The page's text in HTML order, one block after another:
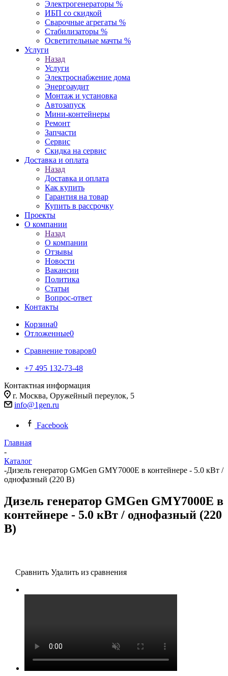
Электрогенераторы %
ИБП со скидкой
Сварочные агрегаты %
Стабилизаторы %
Осветительные мачты %
Услуги
Назад
Услуги
Электроснабжение дома
Энергоаудит
Монтаж и установка
Автозапуск
Мини-контейнеры
Ремонт
Запчасти
Сервис
Скидка на сервис
Доставка и оплата
Назад
Доставка и оплата
Как купить
Гарантия на товар
Купить в рассрочку
Проекты
О компании
Назад
О компании
Отзывы
Новости
Вакансии
Политика
Статьи
Вопрос-ответ
Контакты
Корзина0
Отложенные0
Сравнение товаров0
+7 495 132-73-48
Контактная информация
г. Москва, Оружейный переулок, 5
info@1gen.ru
Facebook
Главная
-
Каталог
-Дизель генератор GMGen GMY7000E в контейнере - 5.0 кВт /
однофазный (220 В)
Дизель генератор GMGen GMY7000E в
контейнере - 5.0 кВт / однофазный (220
В)
Сравнить Удалить из сравнения